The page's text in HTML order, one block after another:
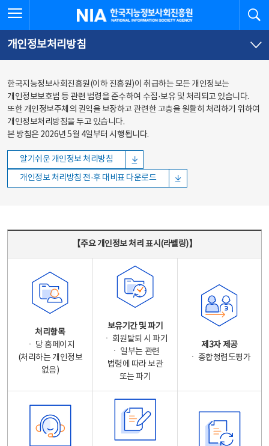
바로가기
바로가기
한국지능정보사회진흥원
개인정보처리방침
한국지능정보사회진흥원(이하 진흥원)이 취급하는 모든 개인정보는
개인정보보호법 등 관련 법령을 준수하여 수집·보유 및 처리되고 있습니다.
또한 개인정보주체의 권익을 보장하고 관련한 고충을 원활히 처리하기 위하여
개인정보처리방침을 두고 있습니다.
본 방침은 2026년 5월 4일부터 시행됩니다.
알기쉬운 개인정보 처리방침
개인정보 처리방침 전·후 대비표 다운로드
【주요 개인정보 처리 표시(라벨링)】
처리항목
ㆍ 당 홈페이지
(처리하는 개인정보
없음)
보유기간 및 파기
ㆍ 회원탈퇴 시 파기
ㆍ 일부는 관련
법령에 따라 보관
또는 파기
제3자 제공
ㆍ 종합청렴도평가